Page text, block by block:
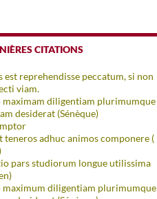
CITATIONS
est reprehendisse peccatum, si non
viam.
maximam diligentiam plurimumque
desiderat (Sénèque)
teneros adhuc animos componere (
pars studiorum longue utilissima
maximum diligentiam plurimumque